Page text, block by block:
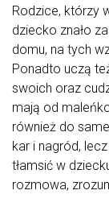
Rodzice, którzy
dziecko znało
domu, na tych
Ponadto uczą
swoich oraz
mają od
również do
kar i nagród,
tłamsić w
rozmowa,